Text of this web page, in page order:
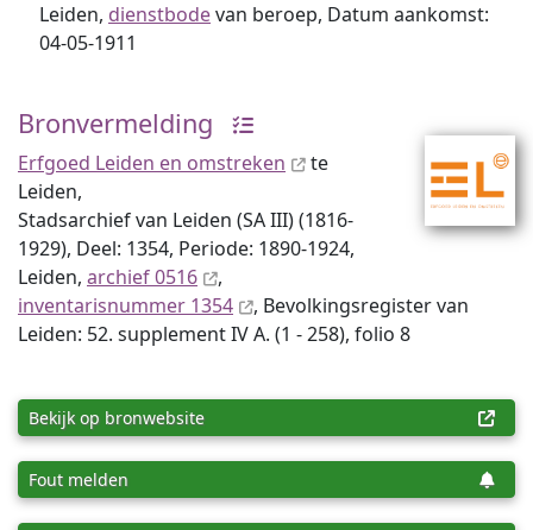
Leiden, dienstbodevan beroep, Datum aankomst:
04-05-1911
Bronvermelding
Erfgoed Leiden en omstreken
te
Leiden,
Stadsarchief van Leiden (SA III) (1816-
1929), Deel: 1354, Periode: 1890-1924,
Leiden, archief 0516
,
inventaris­num­mer 1354
, Bevolkingsregister van
Leiden: 52. supplement IV A. (1 - 258), folio 8
Bekijk op bronwebsite
Fout melden